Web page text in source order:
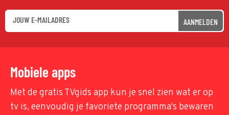
AANMELDEN
Mobiele apps
Met de gratis TVgids app kun je snel zien wat er op
tv is, eenvoudig je favoriete programma's bewaren